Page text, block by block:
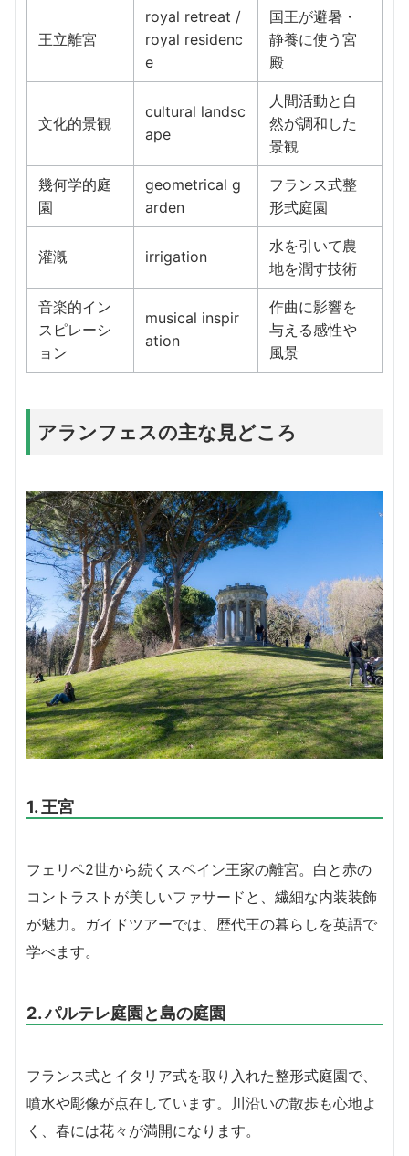
王立離宮
royal retreat /
royal residenc
e
国王が避暑・
静養に使う宮
殿
文化的景観
cultural landsc
ape
人間活動と自
然が調和した
景観
幾何学的庭
園
geometrical g
arden
フランス式整
形式庭園
灌漑 irrigation
水を引いて農
地を潤す技術
音楽的イン
スピレーシ
ョン
musical inspir
ation
作曲に影響を
与える感性や
風景
アランフェスの主な見どころ
1. 王宮
フェリペ2世から続くスペイン王家の離宮。白と赤の
コントラストが美しいファサードと、繊細な内装装飾
が魅力。ガイドツアーでは、歴代王の暮らしを英語で
学べます。
2. パルテレ庭園と島の庭園
フランス式とイタリア式を取り入れた整形式庭園で、
噴水や彫像が点在しています。川沿いの散歩も心地よ
く、春には花々が満開になります。